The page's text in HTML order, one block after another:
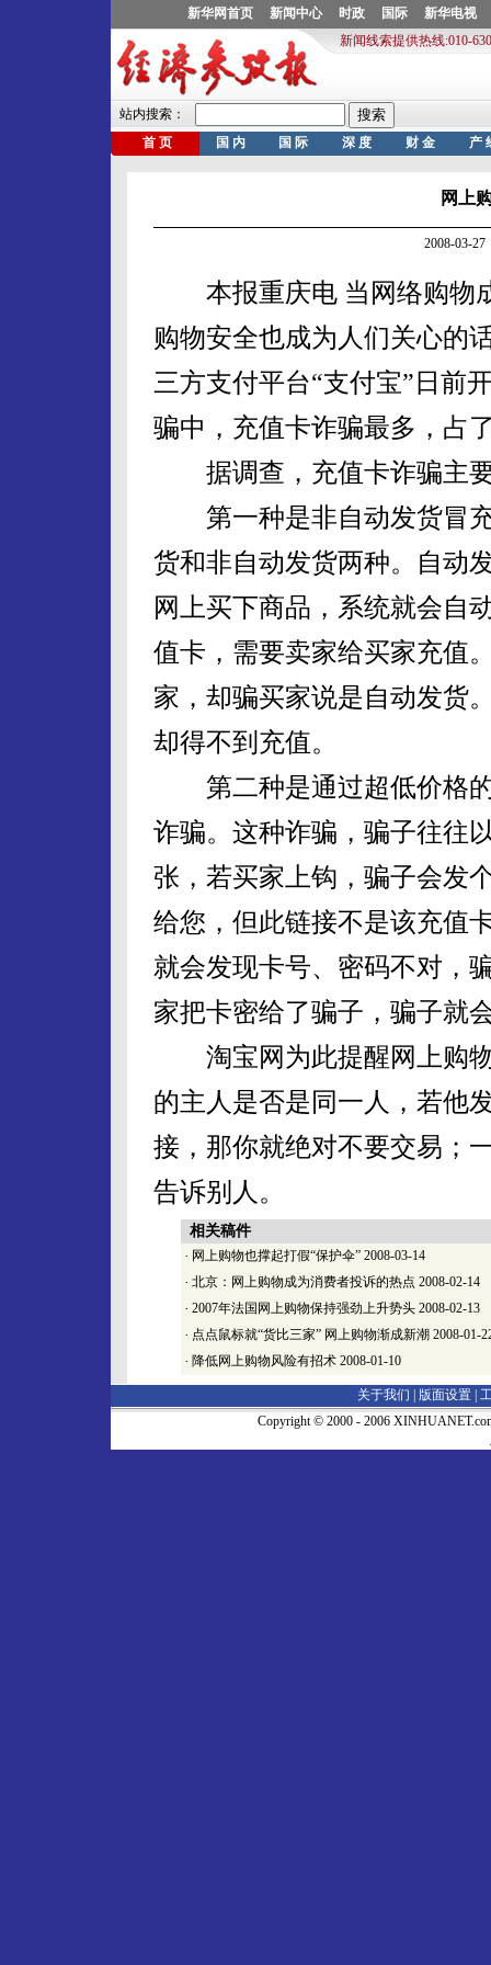
网上
2008-03-
本报重庆电 当网络购物
购物安全也成为人们关心的
三方支付平台“支付宝”日前
骗中，充值卡诈骗最多，占
据调查，充值卡诈骗主
第一种是非自动发货冒充
货和非自动发货两种。自动
网上买下商品，系统就会自
值卡，需要卖家给买家充值
家，却骗买家说是自动发货
却得不到充值。
第二种是通过超低价格的
诈骗。这种诈骗，骗子往往
张，若买家上钩，骗子会发
给您，但此链接不是该充值
就会发现卡号、密码不对，
家把卡密给了骗子，骗子就
淘宝网为此提醒网上购物
的主人是否是同一人，若他
接，那你就绝对不要交易；
告诉别人。
相关稿件
· 网上购物也撑起打假“保护伞” 2008-03-14
· 北京：网上购物成为消费者投诉的热点 2008-02-14
· 2007年法国网上购物保持强劲上升势头 2008-02-13
· 点点鼠标就“货比三家” 网上购物渐成新潮 2008-01-
· 降低网上购物风险有招术 2008-01-10
关于我们 | 版面设置
Copyright © 2000 - 2006